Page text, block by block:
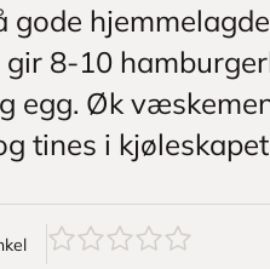
gode
8-10
egg. Øk
tines i
0av5stjerner